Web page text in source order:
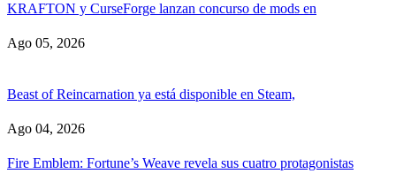
KRAFTON y CurseForge lanzan concurso de mods en
Ago 05, 2026
Beast of Reincarnation ya está disponible en Steam,
Ago 04, 2026
Fire Emblem: Fortune’s Weave revela sus cuatro protagonistas